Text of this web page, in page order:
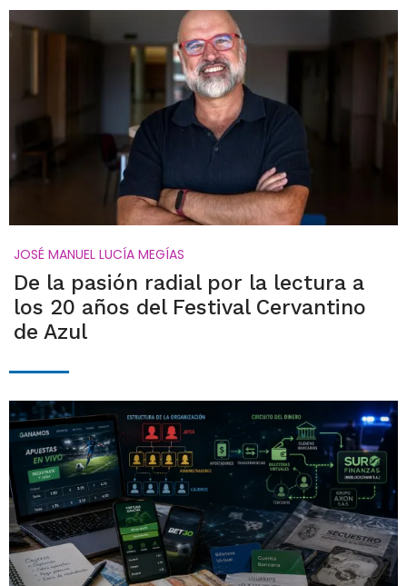
JOSÉ MANUEL LUCÍA MEGÍAS
De la pasión radial por la lectura a
los 20 años del Festival Cervantino
de Azul